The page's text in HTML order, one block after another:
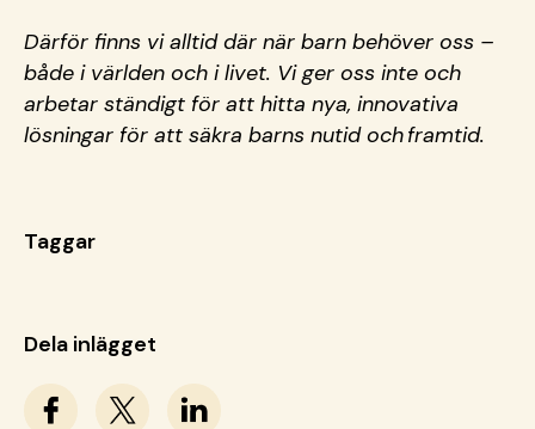
Därför finns vi alltid där när barn behöver oss –
både i världen och i livet. Vi ger oss inte och
arbetar ständigt för att hitta nya, innovativa
lösningar för att säkra barns nutid och framtid.
Taggar
Dela inlägget